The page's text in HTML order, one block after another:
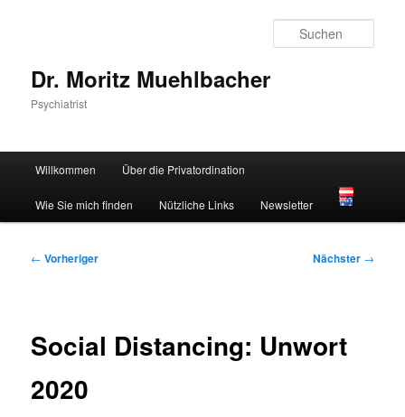
Dr. Moritz Muehlbacher
Psychiatrist
Willkommen Über die Privatordination
Wie Sie mich finden Nützliche Links Newsletter
Beitragsnavigation
← Vorheriger Nächster →
Social Distancing: Unwort
2020